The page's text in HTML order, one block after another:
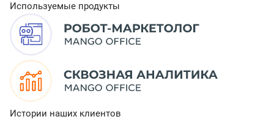
Используемые продукты
Истории наших клиентов